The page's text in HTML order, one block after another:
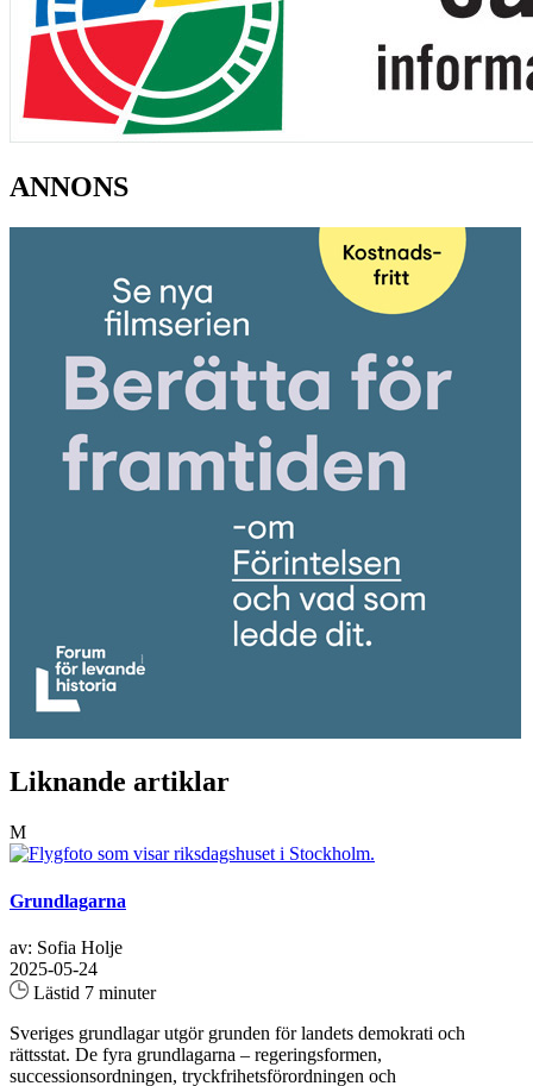
ANNONS
Liknande artiklar
M
Grundlagarna
av: Sofia Holje
2025-05-24
Lästid 7 minuter
Sveriges grundlagar utgör grunden för landets demokrati och
rättsstat. De fyra grundlagarna – regeringsformen,
successionsordningen, tryckfrihetsförordningen och